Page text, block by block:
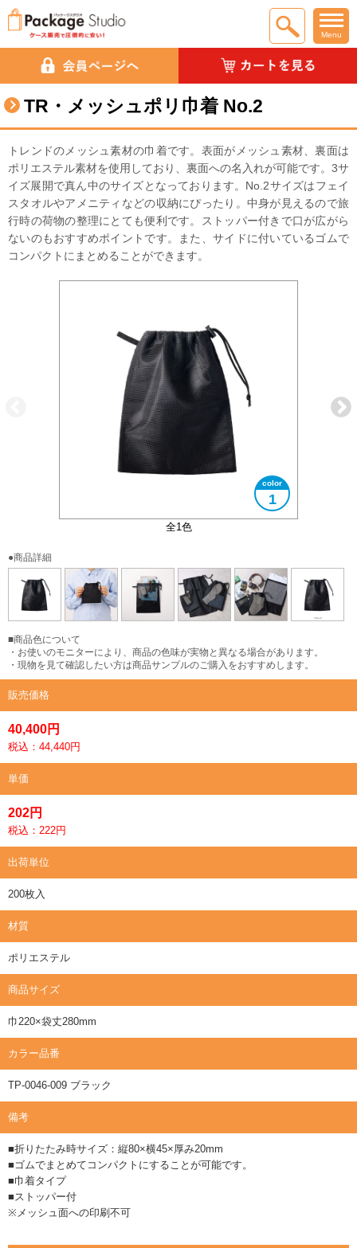
Menu
TR・メッシュポリ巾着 No.2
トレンドのメッシュ素材の巾着です。表面がメッシュ素材、裏面は
ポリエステル素材を使用しており、裏面への名入れが可能です。3サ
イズ展開で真ん中のサイズとなっております。No.2サイズはフェイ
スタオルやアメニティなどの収納にぴったり。中身が見えるので旅
行時の荷物の整理にとても便利です。ストッパー付きで口が広がら
ないのもおすすめポイントです。また、サイドに付いているゴムで
コンパクトにまとめることができます。
全1色
1
大きさイメージ
使用イメージ
3サイズ展開
旅行時に大活躍
●商品詳細
■商品色について
・お使いのモニターにより、商品の色味が実物と異なる場合があります。
・現物を見て確認したい方は商品サンプルのご購入をおすすめします。
販売価格
40,400円
税込：44,440円
単価
202円
税込：222円
出荷単位
200枚入
材質
ポリエステル
商品サイズ
巾220×袋丈280mm
カラー品番
TP-0046-009 ブラック
備考
■折りたたみ時サイズ：縦80×横45×厚み20mm
■ゴムでまとめてコンパクトにすることが可能です。
■巾着タイプ
■ストッパー付
※メッシュ面への印刷不可